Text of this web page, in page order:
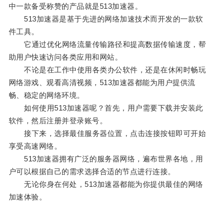
中一款备受称赞的产品就是513加速器。
513加速器是基于先进的网络加速技术而开发的一款软
件工具。
它通过优化网络流量传输路径和提高数据传输速度，帮
助用户快速访问各类应用和网站。
不论是在工作中使用各类办公软件，还是在休闲时畅玩
网络游戏、观看高清视频，513加速器都能为用户提供流
畅、稳定的网络环境。
如何使用513加速器呢？首先，用户需要下载并安装此
软件，然后注册并登录账号。
接下来，选择最佳服务器位置，点击连接按钮即可开始
享受高速网络。
513加速器拥有广泛的服务器网络，遍布世界各地，用
户可以根据自己的需求选择合适的节点进行连接。
无论你身在何处，513加速器都能为你提供最佳的网络
加速体验。